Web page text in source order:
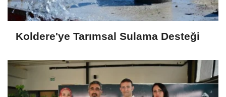
Koldere'ye Tarımsal Sulama Desteği